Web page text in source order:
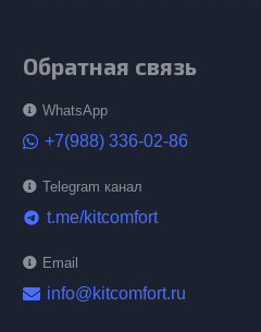
Обратная связь
WhatsApp
+7(988) 336-02-86
Telegram канал
telegram t.me/kitcomfort
Email
info@kitcomfort.ru